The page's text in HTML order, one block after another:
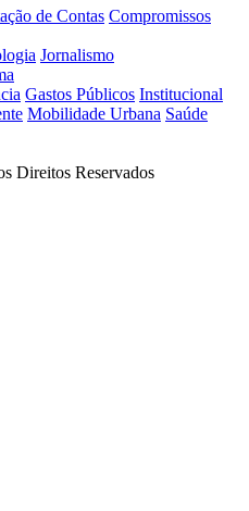
de Contas Compromissos
Jornalismo
Gastos Públicos Institucional
Mobilidade Urbana Saúde
Direitos Reservados